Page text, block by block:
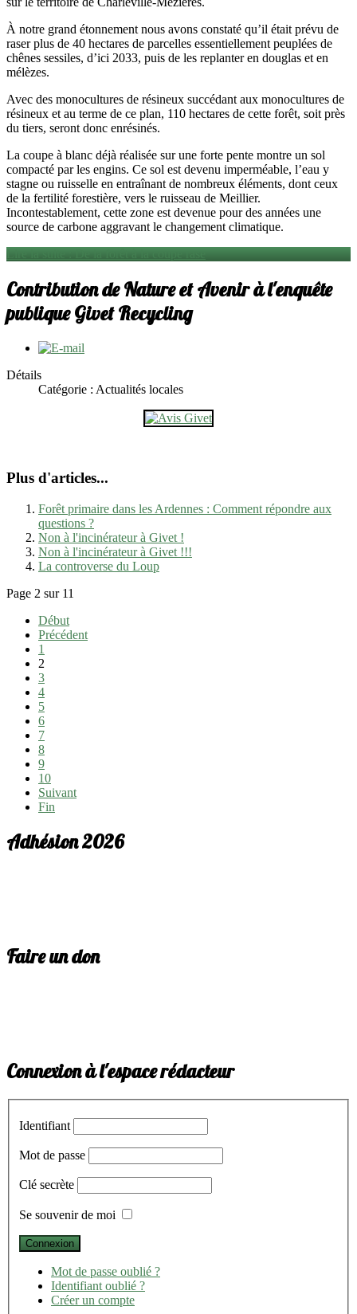
À notre grand étonnement nous avons constaté qu’il était prévu de
raser plus de 40 hectares de parcelles essentiellement peuplées de
chênes sessiles, d’ici 2033, puis de les replanter en douglas et en
mélèzes.
Avec des monocultures de résineux succédant aux monocultures de
résineux et au terme de ce plan, 110 hectares de cette forêt, soit près
du tiers, seront donc enrésinés.
La coupe à blanc déjà réalisée sur une forte pente montre un sol
compacté par les engins. Ce sol est devenu imperméable, l’eau y
stagne ou ruisselle en entraînant de nombreux éléments, dont ceux
de la fertilité forestière, vers le ruisseau de Meillier.
Incontestablement, cette zone est devenue pour des années une
source de carbone aggravant le changement climatique.
Lire la suite : De la forêt à la coupe rase
Contribution de Nature et Avenir à l'enquête
publique Givet Recycling
Détails
Catégorie : Actualités locales
Plus d'articles...
Forêt primaire dans les Ardennes : Comment répondre aux
questions ?
Non à l'incinérateur à Givet !
Non à l'incinérateur à Givet !!!
La controverse du Loup
Page 2 sur 11
Début
Précédent
1
2
3
4
5
6
7
8
9
10
Suivant
Fin
Adhésion 2026
Faire un don
Connexion à l'espace rédacteur
Identifiant
Mot de passe
Clé secrète
Se souvenir de moi
Mot de passe oublié ?
Identifiant oublié ?
Créer un compte